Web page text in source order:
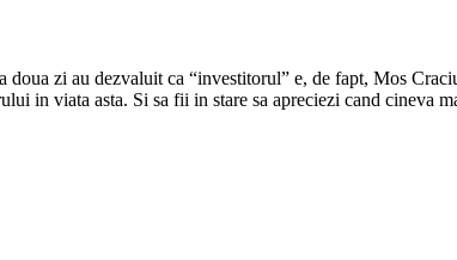
doua zi au dezvaluit ca “investitorul” e, de fapt, Mos
in viata asta. Si sa fii in stare sa apreciezi cand cineva